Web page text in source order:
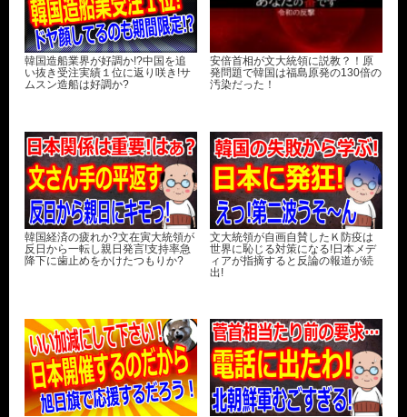
韓国造船業界が好調か!?中国を追
い抜き受注実績１位に返り咲き!サ
ムスン造船は好調か?
安倍首相が文大統領に説教？！原
発問題で韓国は福島原発の130倍の
汚染だった！
韓国経済の疲れか?文在寅大統領が
反日から一転し親日発言!支持率急
降下に歯止めをかけたつもりか?
文大統領が自画自賛したＫ防疫は
世界に恥じる対策になる!日本メデ
ィアが指摘すると反論の報道が続
出!